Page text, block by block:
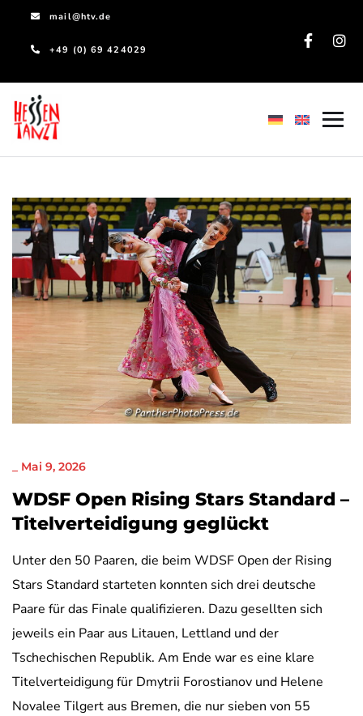
mail@htv.de
+49 (0) 69 424029
NICHT KATEGORISIERT
Mai 9, 2026
WDSF Open Rising Stars Standard –
Titelverteidigung geglückt
Unter den 50 Paaren, die beim WDSF Open der Rising
Stars Standard starteten konnten sich drei deutsche
Paare für das Finale qualifizieren. Dazu gesellten sich
jeweils ein Paar aus Litauen, Lettland und der
Tschechischen Republik. Am Ende war es eine klare
Titelverteidigung für Dmytrii Forostianov und Helene
Novalee Tilgert aus Bremen, die nur sieben von 55